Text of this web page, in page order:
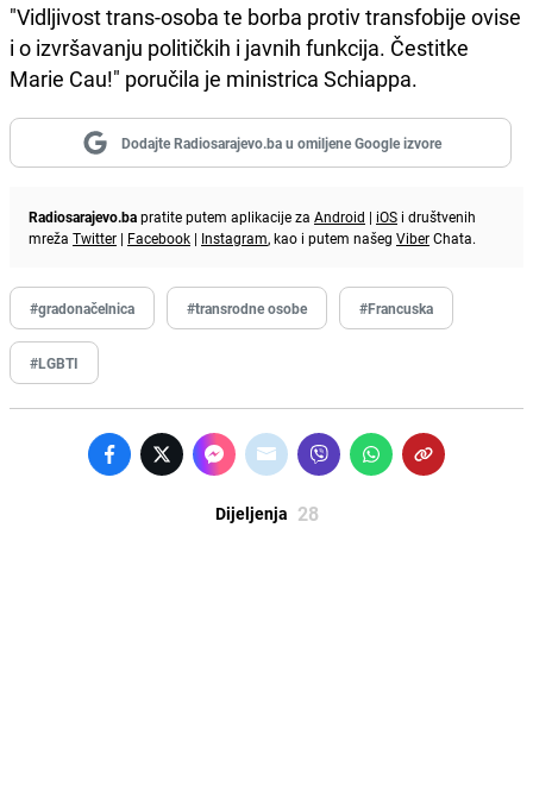
"Vidljivost trans-osoba te borba protiv transfobije ovise
i o izvršavanju političkih i javnih funkcija. Čestitke
Marie Cau!" poručila je ministrica Schiappa.
Dodajte Radiosarajevo.ba u omiljene Google izvore
Radiosarajevo.bapratite putem aplikacije za Android | iOS i društvenih
mreža Twitter | Facebook | Instagram, kao i putem našeg ViberChata.
#gradonačelnica #transrodne osobe #Francuska
#LGBTI
Dijeljenja 28